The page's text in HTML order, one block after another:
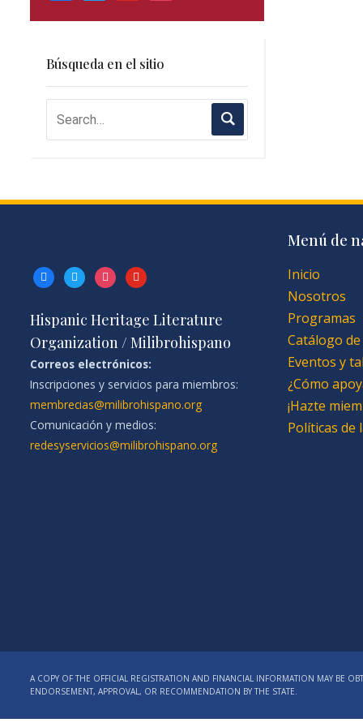
Búsqueda en el sitio
facebooktwitterinstagramyoutube
Hispanic Heritage Literature
Organization / Milibrohispano
Correos electrónicos:
Inscripciones y servicios para miembros:
membrecias@milibrohispano.org
Comunicación y medios:
redesyservicios@milibrohispano.org
Menú de
Inicio
Nosotros
Programas
Catálogo
Eventos y
¿Cómo
¡Hazte
Políticas de
A COPY OF THE OFFICIAL REGISTRATION AND FINANCIAL INFORMATION MAY BE
ENDORSEMENT, APPROVAL, OR RECOMMENDATION BY THE STATE.